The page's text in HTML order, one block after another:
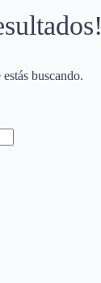
buscando.